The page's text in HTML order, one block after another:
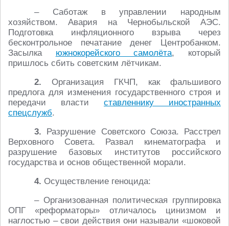
– Саботаж в управлении народным
хозяйством. Авария на Чернобыльской АЭС.
Подготовка инфляционного взрыва через
бесконтрольное печатание денег Центробанком.
Засылка южнокорейского самолёта, который
пришлось сбить советским лётчикам.
2. Организация ГКЧП, как фальшивого
предлога для изменения государственного строя и
передачи власти ставленнику иностранных
спецслужб.
3. Разрушение Советского Союза. Расстрел
Верховного Совета. Развал кинематографа и
разрушение базовых институтов российского
государства и основ общественной морали.
4. Осуществление геноцида:
– Организованная политическая группировка
ОПГ «реформаторы» отличалось цинизмом и
наглостью – свои действия они называли «шоковой